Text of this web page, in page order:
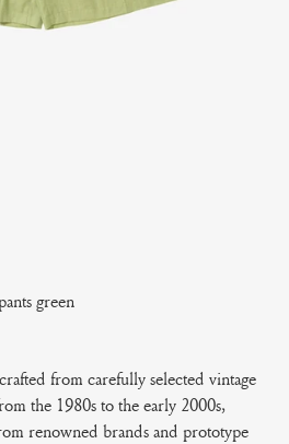
green
from carefully selected vintage
the 1980s to the early 2000s,
renowned brands and prototype